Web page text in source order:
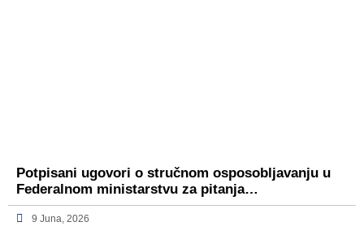
Potpisani ugovori o stručnom osposobljavanju u
Federalnom ministarstvu za pitanja…
9 Juna, 2026